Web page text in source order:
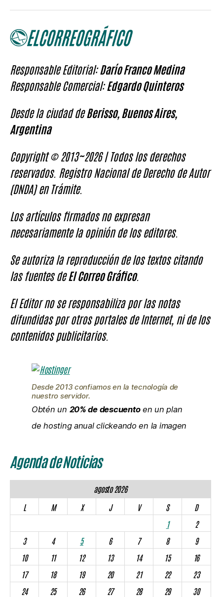
Responsable Editorial:Darío Franco Medina
Responsable Comercial:Edgardo Quinteros
Desde la ciudad deBerisso, Buenos Aires,
Argentina
Copyright © 2013~2026 | Todos los derechos
reservados. Registro Nacional de Derecho de Autor
(DNDA) en Trámite.
Los artículos firmados no expresan
necesariamente la opinión de los editores.
Se autoriza la reproducción de los textos citando
las fuentes deEl Correo Gráfico.
El Editor no se responsabiliza por las notas
difundidas por otros portales de Internet, ni de los
contenidos publicitarios.
Desde 2013 confiamos en la tecnología de
nuestro servidor.
Obtén un 20% de descuentoen un plan
de hosting anual clickeando en la imagen
Agenda de Noticias
agosto 2026
L
M X J V S
D
1
2
3
4 5 6 7 8
9
10
11 12 13 14 15
16
17
18 19 20 21 22
23
24
25 26 27 28 29
30